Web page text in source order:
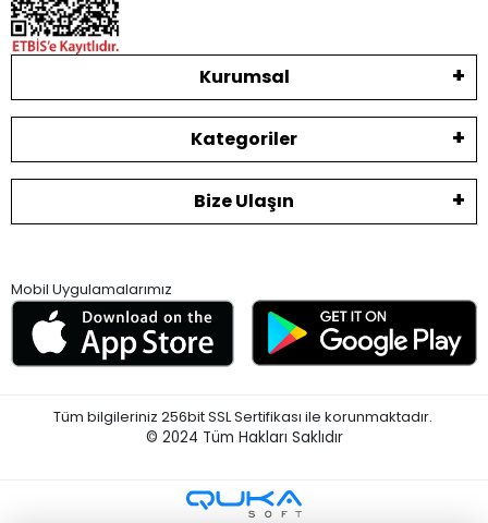
Kurumsal
Kategoriler
Bize Ulaşın
Mobil Uygulamalarımız
Tüm bilgileriniz 256bit SSL Sertifikası ile korunmaktadır.
© 2024 Tüm Hakları Saklıdır